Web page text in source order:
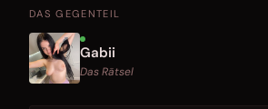
DAS GEGENTEIL
Gabii
Das Rätsel